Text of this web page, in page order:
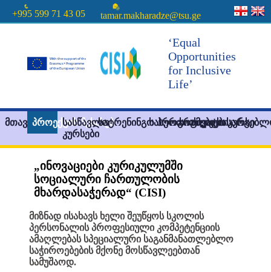
+995 599 71 43 05 tamar.makharadze@tsu.ge
‘Equal
Opportunities
for Inclusive
Life’
მთავარიპროექტის შესახებ
სასწავლო
კურსები
სატრენინგო პროგრამები
სასერთიფიკატო კურსი
სიახლეები
„ინოვაციები კურიკულუმში
სოციალური ჩართულობის
მხარდასაჭერად“ (CISI)
მიზნად ისახავს ხელი შეუწყოს სკოლის
პერსონალის პროფესიული კომპეტენციის
ამაღლებას სპეციალური საგანმანათლებლო
საჭიროებების მქონე მოსწავლეებთან
სამუშაოდ.